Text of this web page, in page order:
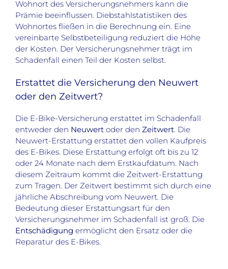
Wohnort des Versicherungsnehmers kann die
Prämie beeinflussen. Diebstahlstatistiken des
Wohnortes fließen in die Berechnung ein. Eine
vereinbarte Selbstbeteiligung reduziert die Höhe
der Kosten. Der Versicherungsnehmer trägt im
Schadenfall einen Teil der Kosten selbst.
Erstattet die Versicherung den Neuwert
oder den Zeitwert?
Die E-Bike-Versicherung erstattet im Schadenfall
entweder den Neuwertoder den Zeitwert. Die
Neuwert-Erstattung erstattet den vollen Kaufpreis
des E-Bikes. Diese Erstattung erfolgt oft bis zu 12
oder 24 Monate nach dem Erstkaufdatum. Nach
diesem Zeitraum kommt die Zeitwert-Erstattung
zum Tragen. Der Zeitwert bestimmt sich durch eine
jährliche Abschreibung vom Neuwert. Die
Bedeutung dieser Erstattungsart für den
Versicherungsnehmer im Schadenfall ist groß. Die
Entschädigung ermöglicht den Ersatz oder die
Reparatur des E-Bikes.